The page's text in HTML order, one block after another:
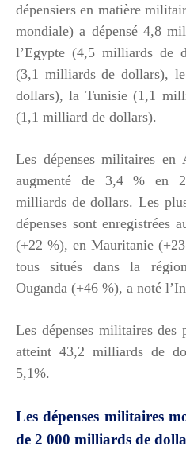
dépensiers en matière
mondiale) a dépensé 4,8
l’Egypte (4,5 milliards de
(3,1 milliards de dollars),
dollars), la Tunisie (1,1
(1,1 milliard de dollars).
Les dépenses militaires en
augmenté de 3,4 % en
milliards de dollars. Les
dépenses sont enregistrées
(+22 %), en Mauritanie
tous situés dans la
Ouganda (+46 %), a noté
Les dépenses militaires
atteint 43,2 milliards de
5,1%.
Les dépenses militaires
de 2 000 milliards de